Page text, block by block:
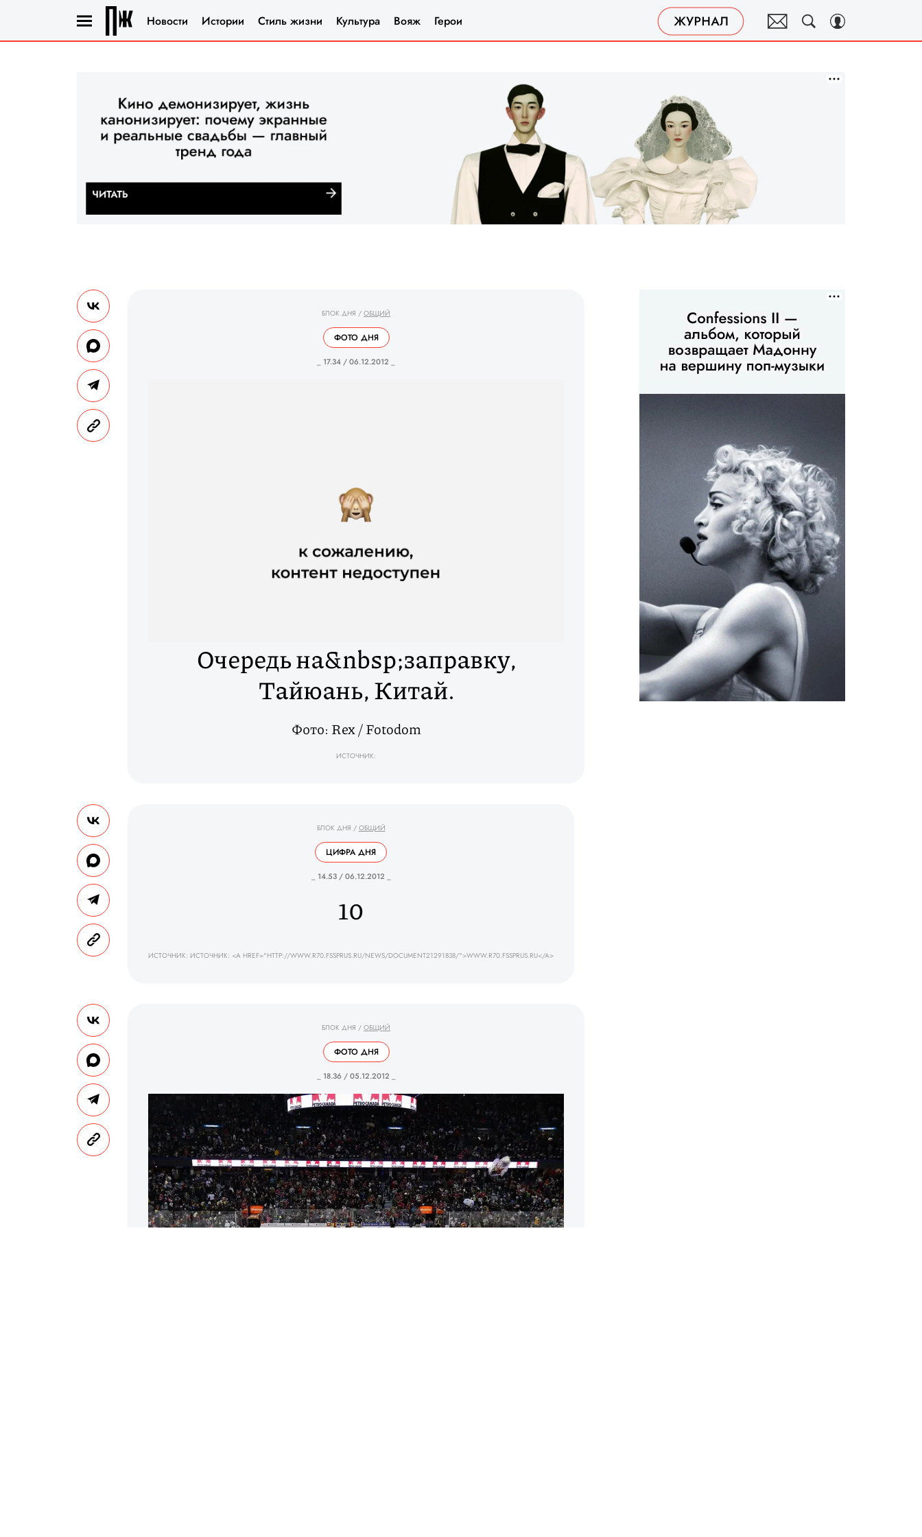
Новости Истории Стиль жизни Культура Вояж Герои
БЛОК ДНЯ / ОБЩИЙ
ФОТО ДНЯ
_ 17.34 / 06.12.2012 _
Очередь на&nbsp;заправку,
Тайюань, Китай.
Фото: Rex / Fotodom
ИСТОЧНИК:
БЛОК ДНЯ / ОБЩИЙ
ЦИФРА ДНЯ
_ 14.53 / 06.12.2012 _
10
ИСТОЧНИК: ИСТОЧНИК: <A HREF="HTTP://WWW.R70.FSSPRUS.RU/NEWS/DOCUMENT21291838/">WWW.R70.FSSPRUS.RU</A>
БЛОК ДНЯ / ОБЩИЙ
ФОТО ДНЯ
_ 18.36 / 05.12.2012 _